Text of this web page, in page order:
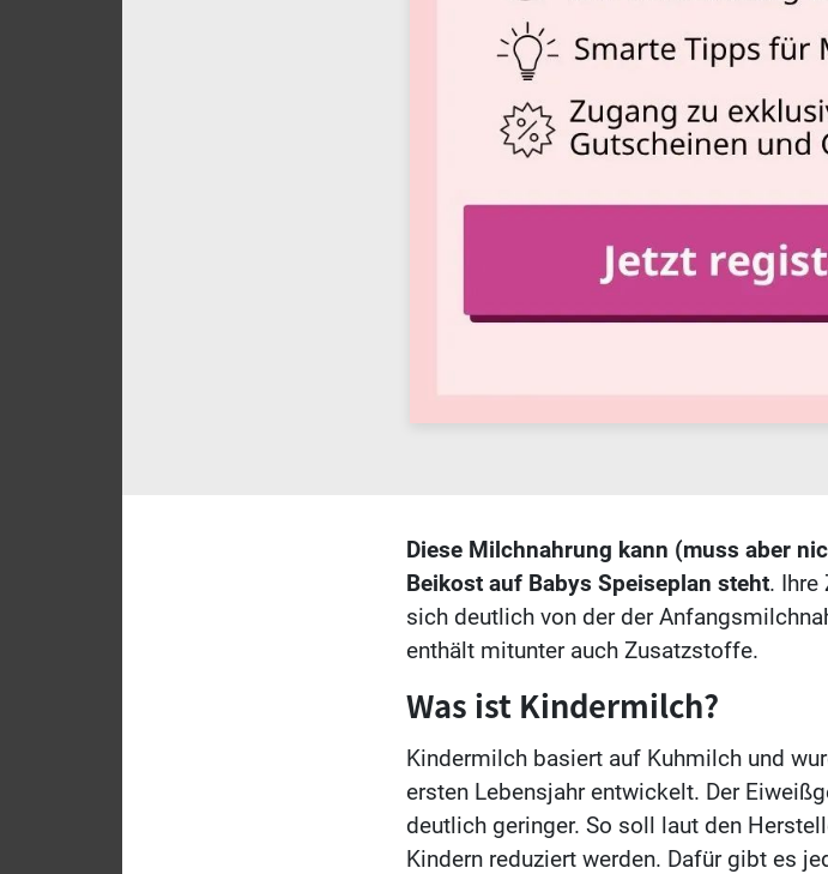
Diese Milchnahrung kann (muss aber
Beikost auf Babys Speiseplan steht. Ihre
sich deutlich von der der
enthält mitunter auch Zusatzstoffe.
Was ist Kindermilch?
Kindermilch basiert auf Kuhmilch und
ersten Lebensjahr entwickelt. Der
deutlich geringer. So soll laut den
Kindern reduziert werden. Dafür gibt es